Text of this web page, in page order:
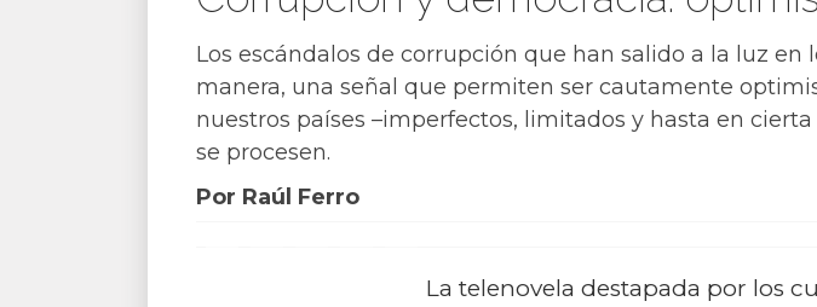
Los escándalos de corrupción que han salido a la luz
manera, una señal que permiten ser cautamente
nuestros países –imperfectos, limitados y hasta en
se procesen.
Por Raúl Ferro
La telenovela destapada por los